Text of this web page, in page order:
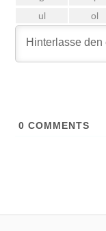
0 COMMENTS